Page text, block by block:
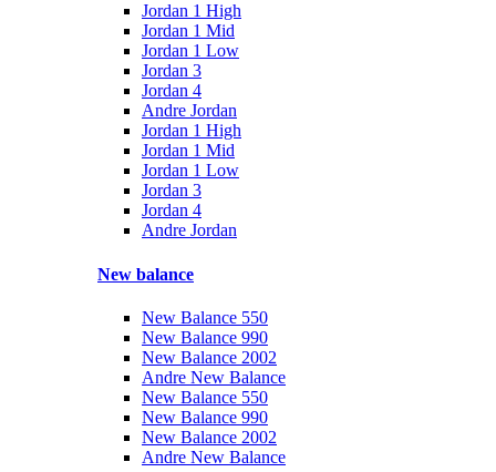
Jordan 1 High
Jordan 1 Mid
Jordan 1 Low
Jordan 3
Jordan 4
Andre Jordan
Jordan 1 High
Jordan 1 Mid
Jordan 1 Low
Jordan 3
Jordan 4
Andre Jordan
New balance
New Balance 550
New Balance 990
New Balance 2002
Andre New Balance
New Balance 550
New Balance 990
New Balance 2002
Andre New Balance